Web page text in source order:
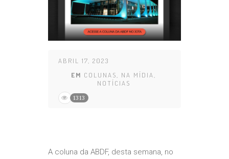
ABRIL 17, 2023
EM COLUNAS, NA MÍDIA,
NOTÍCIAS
1313
A coluna da ABDF, desta semana, no